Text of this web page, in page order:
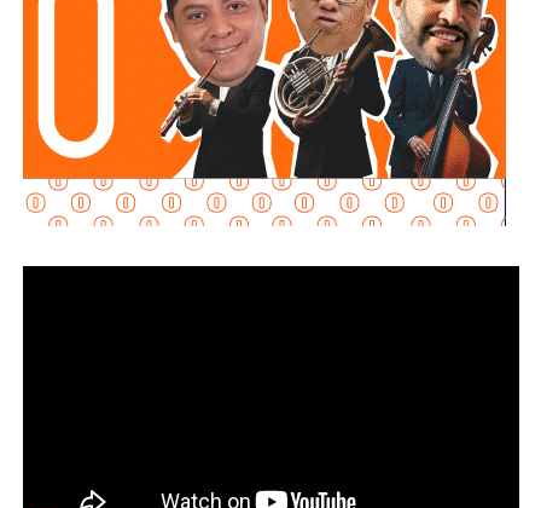
De acuerdo con familiares de la víctima, el vehículo era
conducido por Raúl Reyes, hijo de la diputada local Leticia
Vázquez Hernández, delPartido del Trabajo , y del
regidor de Cerritos,Raúl Reyes Tapia
. La Fiscalía
confirmó el carácter de imputado del joven, aunque la
investigación continúa para esclarecer las circunstancias
del accidente y determinar las responsabilidades
correspondientes.
El padre de la víctima,Edgar Israel Castro Dávalos, ha